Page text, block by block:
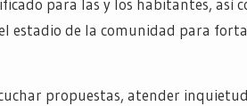
para las y los habitantes, así
estadio de la comunidad para
propuestas, atender